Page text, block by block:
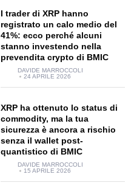
I trader di XRP hanno
registrato un calo medio del
41%: ecco perché alcuni
stanno investendo nella
prevendita crypto di BMIC
DAVIDE MARROCCOLI
24 APRILE 2026
XRP ha ottenuto lo status di
commodity, ma la tua
sicurezza è ancora a rischio
senza il wallet post-
quantistico di BMIC
DAVIDE MARROCCOLI
15 APRILE 2026